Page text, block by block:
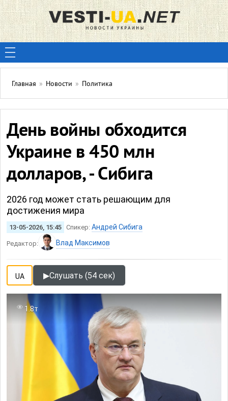
Главная » Новости » Политика
День войны обходится
Украине в 450 млн
долларов, - Сибига
2026 год может стать решающим для
достижения мира
13-05-2026, 15:45 Спикер: Андрей Сибига
Редактор: Влад Максимов
UA ▶Слушать (54 сек)
1.8т